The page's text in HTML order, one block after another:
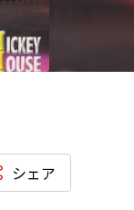
シェア